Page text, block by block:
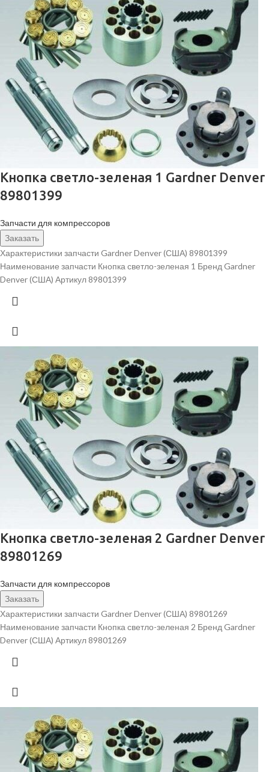
Кнопка светло-зеленая 1 Gardner Denver
89801399
Запчасти для компрессоров
Заказать
Характеристики запчасти Gardner Denver (США) 89801399
Наименование запчасти Кнопка светло-зеленая 1 Бренд Gardner
Denver (США) Артикул 89801399
Кнопка светло-зеленая 2 Gardner Denver
89801269
Запчасти для компрессоров
Заказать
Характеристики запчасти Gardner Denver (США) 89801269
Наименование запчасти Кнопка светло-зеленая 2 Бренд Gardner
Denver (США) Артикул 89801269